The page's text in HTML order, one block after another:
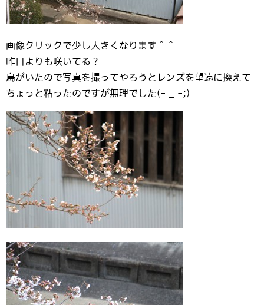
画像クリックで少し大きくなります＾＾
昨日よりも咲いてる？
鳥がいたので写真を撮ってやろうとレンズを望遠に換えて
ちょっと粘ったのですが無理でした(- _ -;)